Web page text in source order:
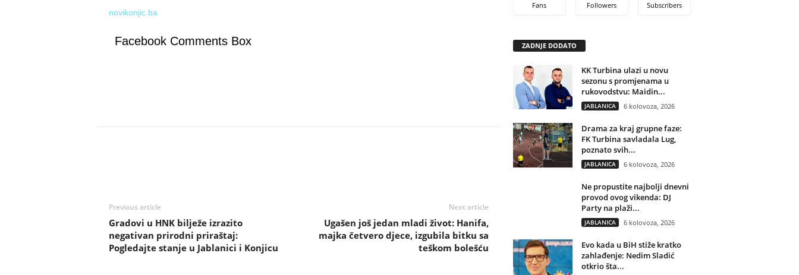
novikonjic.ba
Facebook Comments Box
Previous article
Gradovi u HNK bilježe izrazito
negativan prirodni priraštaj:
Pogledajte stanje u Jablanici i Konjicu
Next article
Ugašen još jedan mladi život: Hanifa,
majka četvero djece, izgubila bitku sa
teškom bolešću
Fans Followers Subscribers
ZADNJE DODATO
KK Turbina ulazi u novu
sezonu s promjenama u
rukovodstvu: Maidin...
JABLANICA 6 kolovoza, 2026
Drama za kraj grupne faze:
FK Turbina savladala Lug,
poznato svih...
JABLANICA 6 kolovoza, 2026
Ne propustite najbolji dnevni
provod ovog vikenda: DJ
Party na plaži...
JABLANICA 6 kolovoza, 2026
Evo kada u BiH stiže kratko
zahlađenje: Nedim Sladić
otkrio šta...